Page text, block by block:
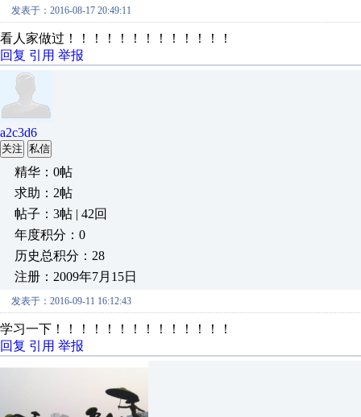
发表于：2016-08-17 20:49:11
看人家做过！！！！！！！！！！！！！
回复 引用 举报
a2c3d6
关注 私信
精华：0帖
求助：2帖
帖子：3帖 | 42回
年度积分：0
历史总积分：28
注册：2009年7月15日
发表于：2016-09-11 16:12:43
学习一下！！！！！！！！！！！！！！
回复 引用 举报